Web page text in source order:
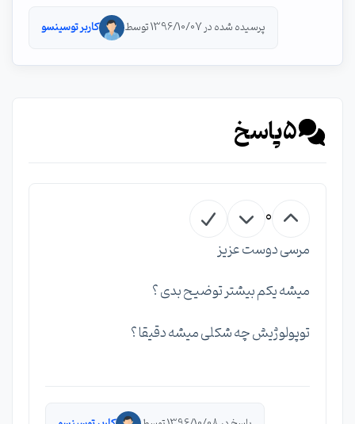
پرسیده شده در 1396/10/07 توسط کاربر توسینسو
5پاسخ
0
مرسی دوست عزیز
میشه یکم بیشتر توضیح بدی ؟
توپولوژیش چه شکلی میشه دقیقا ؟